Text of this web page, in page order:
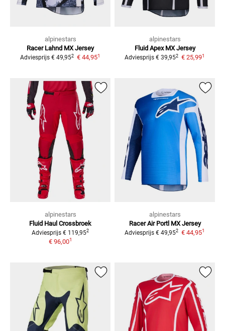
alpinestars
Racer Lahnd MX Jersey
Adviesprijs € 49,952 € 44,951
alpinestars
Fluid Apex MX Jersey
Adviesprijs € 39,952 € 25,991
alpinestars
Fluid Haul Crossbroek
Adviesprijs € 119,952
€ 96,001
alpinestars
Racer Air Portl MX Jersey
Adviesprijs € 49,952 € 44,951